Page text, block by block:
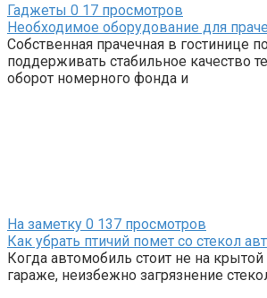
Гаджеты 0 17 просмотров
Необходимое оборудование для
Собственная прачечная в гостинице
поддерживать стабильное качество
оборот номерного фонда и
На заметку 0 137 просмотров
Как убрать птичий помет со стекол
Когда автомобиль стоит не на
гараже, неизбежно загрязнение